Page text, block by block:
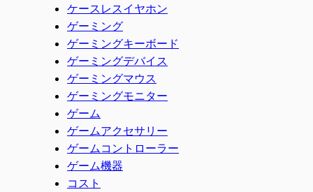
ケースレスイヤホン
ゲーミング
ゲーミングキーボード
ゲーミングデバイス
ゲーミングマウス
ゲーミングモニター
ゲーム
ゲームアクセサリー
ゲームコントローラー
ゲーム機器
コスト